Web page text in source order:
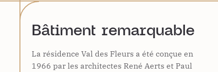
Bâtiment remarquable
La résidence Val des Fleurs a été conçue en
1966 par les architectes René Aerts et Paul